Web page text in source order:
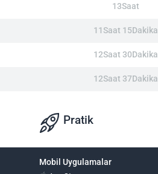
13Saat
11Saat 15Dakika
12Saat 30Dakika
12Saat 37Dakika
Pratik
Mobil Uygulamalar